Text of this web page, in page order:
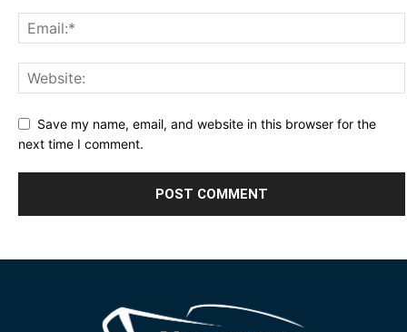
Save my name, email, and website in this browser for the
next time I comment.